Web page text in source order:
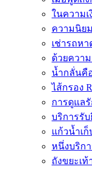
ในความ
ความนิยม
เช่ารถห
ด้วยความ
น้ำกลั่นคื
ไส้กรอง
การดูแล
บริการรั
แก้วน้ำเ
หนึ่งบริก
ถังขยะเ